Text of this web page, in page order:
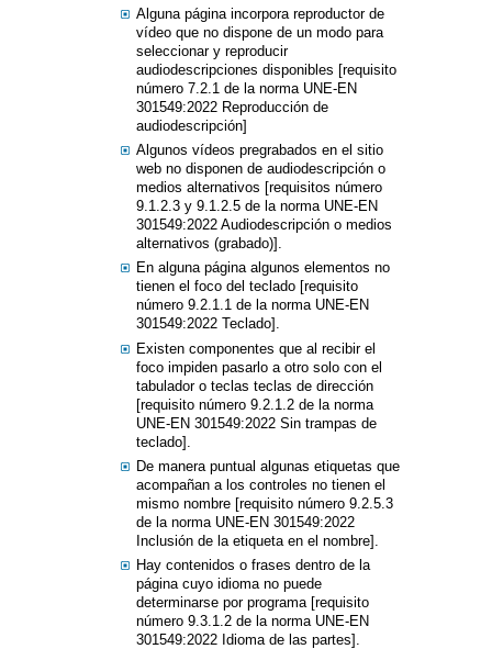
Alguna página incorpora reproductor de
vídeo que no dispone de un modo para
seleccionar y reproducir
audiodescripciones disponibles [requisito
número 7.2.1 de la norma UNE-EN
301549:2022 Reproducción de
audiodescripción]
Algunos vídeos pregrabados en el sitio
web no disponen de audiodescripción o
medios alternativos [requisitos número
9.1.2.3 y 9.1.2.5 de la norma UNE-EN
301549:2022 Audiodescripción o medios
alternativos (grabado)].
En alguna página algunos elementos no
tienen el foco del teclado [requisito
número 9.2.1.1 de la norma UNE-EN
301549:2022 Teclado].
Existen componentes que al recibir el
foco impiden pasarlo a otro solo con el
tabulador o teclas teclas de dirección
[requisito número 9.2.1.2 de la norma
UNE-EN 301549:2022 Sin trampas de
teclado].
De manera puntual algunas etiquetas que
acompañan a los controles no tienen el
mismo nombre [requisito número 9.2.5.3
de la norma UNE-EN 301549:2022
Inclusión de la etiqueta en el nombre].
Hay contenidos o frases dentro de la
página cuyo idioma no puede
determinarse por programa [requisito
número 9.3.1.2 de la norma UNE-EN
301549:2022 Idioma de las partes].